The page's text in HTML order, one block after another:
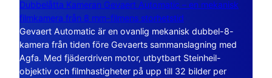
Dubbelåtta Kameran Gevaert Automatic – en mekanisk
filmkamera från 8 mm-filmens storhetstid
Gevaert Automatic är en ovanlig mekanisk dubbel-8-
kamera från tiden före Gevaerts sammanslagning med
Agfa. Med fjäderdriven motor, utbytbart Steinheil-
objektiv och filmhastigheter på upp till 32 bilder per